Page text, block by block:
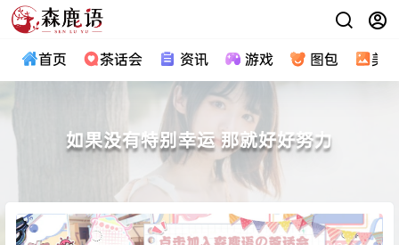
首页 茶话会 资讯 游戏 图包 美
如果没有特别幸运 那就好好努力